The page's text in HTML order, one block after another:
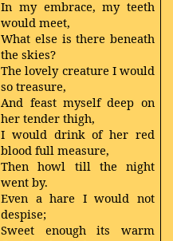
In my embrace, my teeth
would meet,
What else is there beneath
the skies?
The lovely creature I would
so treasure,
And feast myself deep on
her tender thigh,
I would drink of her red
blood full measure,
Then howl till the night
went by.
Even a hare I would not
despise;
Sweet enough its warm